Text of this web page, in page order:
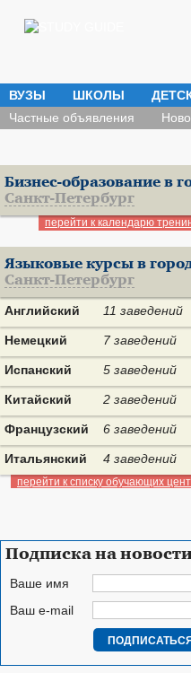
ВУЗЫ ШКОЛЫ
Частные объявления
Бизнес-образование в
Санкт-Петербург
перейти к календарю
Языковые курсы в
Санкт-Петербург
Английский 11 заведений
Немецкий 7 заведений
Испанский 5 заведений
Китайский 2 заведений
Французский 6 заведений
Итальянский 4 заведений
перейти к списку обучающих
Подписка на
Ваше имя
Ваш e-mail